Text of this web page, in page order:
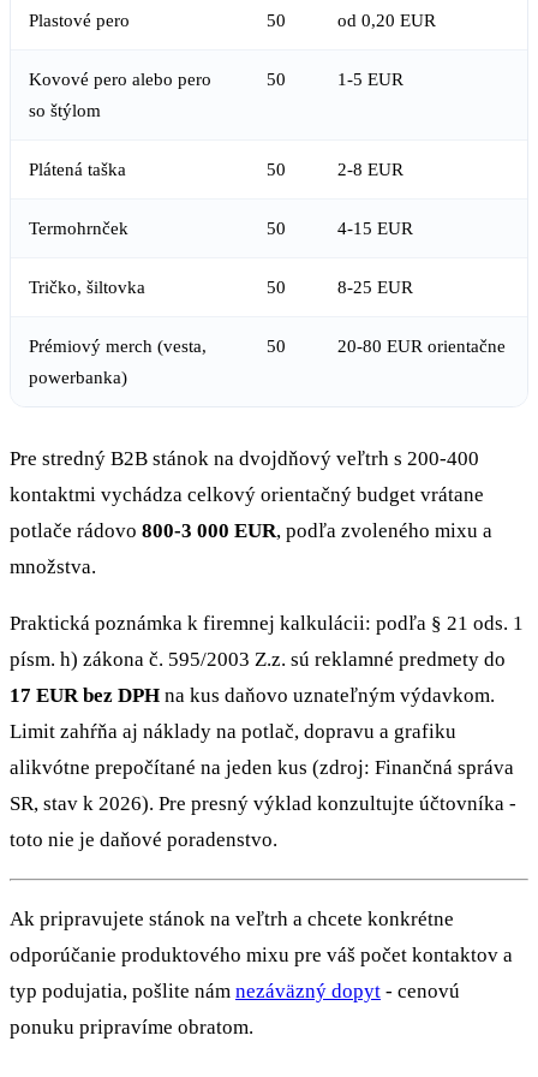
Plastové pero 50 od 0,20 EUR
Kovové pero alebo pero
so štýlom
50 1-5 EUR
Plátená taška 50 2-8 EUR
Termohrnček 50 4-15 EUR
Tričko, šiltovka 50 8-25 EUR
Prémiový merch (vesta,
powerbanka)
50 20-80 EUR orientačne
Pre stredný B2B stánok na dvojdňový veľtrh s 200-400
kontaktmi vychádza celkový orientačný budget vrátane
potlače rádovo 800-3 000 EUR, podľa zvoleného mixu a
množstva.
Praktická poznámka k firemnej kalkulácii: podľa § 21 ods. 1
písm. h) zákona č. 595/2003 Z.z. sú reklamné predmety do
17 EUR bez DPH na kus daňovo uznateľným výdavkom.
Limit zahŕňa aj náklady na potlač, dopravu a grafiku
alikvótne prepočítané na jeden kus (zdroj: Finančná správa
SR, stav k 2026). Pre presný výklad konzultujte účtovníka -
toto nie je daňové poradenstvo.
Ak pripravujete stánok na veľtrh a chcete konkrétne
odporúčanie produktového mixu pre váš počet kontaktov a
typ podujatia, pošlite nám nezáväzný dopyt - cenovú
ponuku pripravíme obratom.